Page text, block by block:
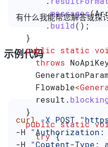
      .
messages(
      .
build();
  }
  public
static
    throws
    Flowable
<
    result
.
  }
  public
static
    try
{
有什么我能帮您解答或探
示例代码
curl -X POST
-H "Authorization:
-H "Content-